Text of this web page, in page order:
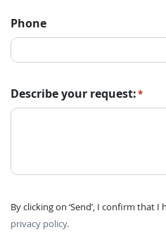
Phone
Describe your request:*
By clicking on ‘Send’, I confirm that
privacy policy.